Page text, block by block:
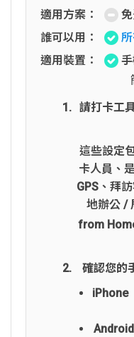
適用方案：
誰可以用：
適用裝置：
請打卡工
這些設定
卡人員、
GPS、拜
地辦公 /
from
確認您的
iPhone